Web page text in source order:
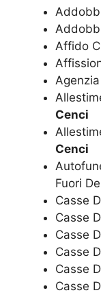
Affido
Cenci
Cenci
Fuori
Casse
Casse
Casse
Casse
Casse
Casse